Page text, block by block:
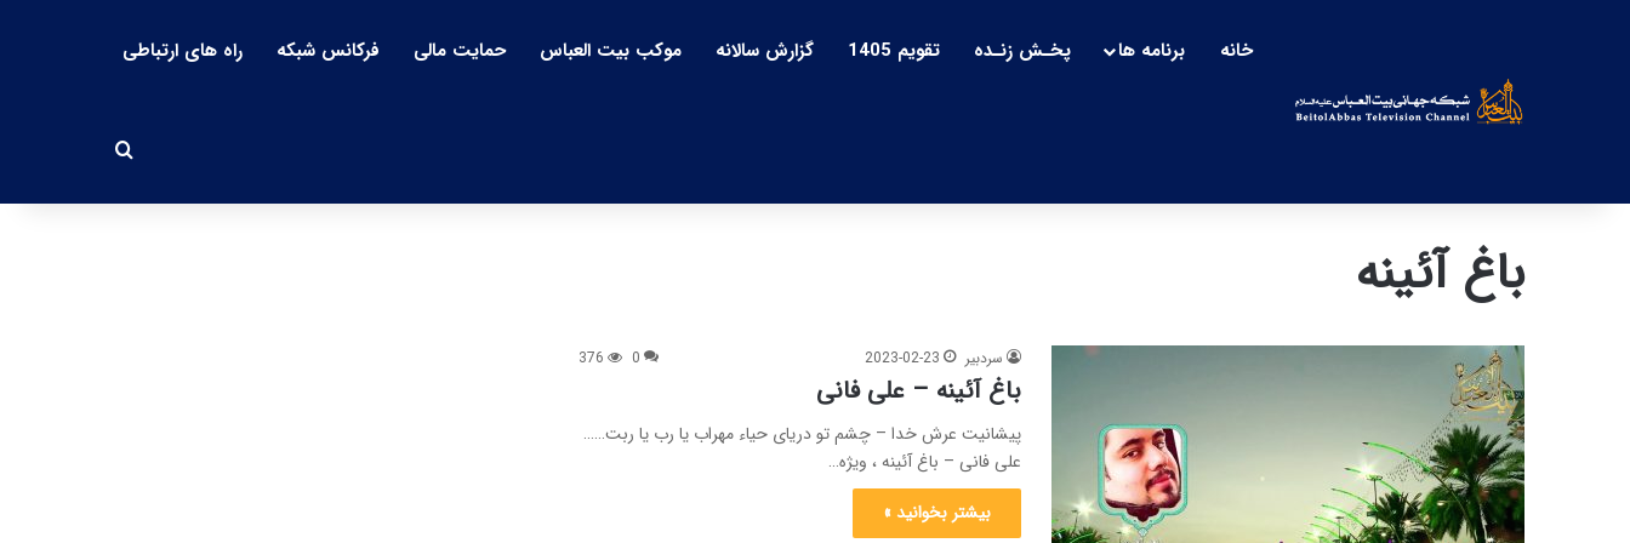
خانه برنامه ها پخـش زنـده تقویم 1405 گزارش سالانه موکب بیت العباس حمایت مالی فرکانس شبکه راه های ارتباطی
باغ آئینه
سردبیر 2023-02-23
0
376
باغ آئینه – علی فانی
پیشانیت عرش خدا – چشم تو دریای حیاء مهراب یا رب یا ربت……
علی فانی – باغ آئینه ، ویژه…
بیشتر بخوانید »